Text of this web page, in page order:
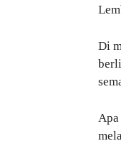
Di
Apa